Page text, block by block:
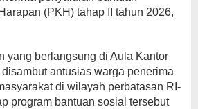
(PKH) tahap II tahun 2026,
yang berlangsung di Aula Kantor
antusias warga penerima
di wilayah perbatasan RI-
program bantuan sosial tersebut